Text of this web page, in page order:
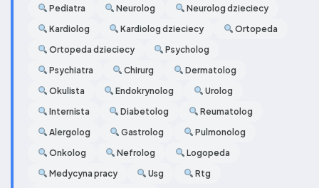
Pediatra
Neurolog
Neurolog dzieciecy
Kardiolog
Kardiolog dzieciecy
Ortopeda
Ortopeda dzieciecy
Psycholog
Psychiatra
Chirurg
Dermatolog
Okulista
Endokrynolog
Urolog
Internista
Diabetolog
Reumatolog
Alergolog
Gastrolog
Pulmonolog
Onkolog
Nefrolog
Logopeda
Medycyna pracy
Usg
Rtg